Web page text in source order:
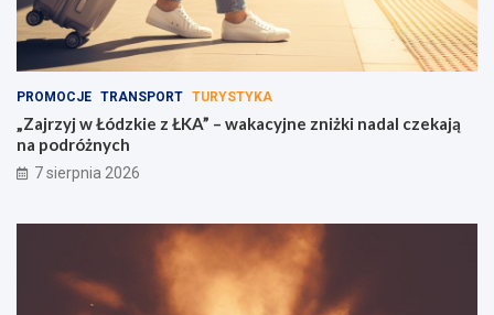
PROMOCJE TRANSPORT TURYSTYKA
„Zajrzyj w Łódzkie z ŁKA” – wakacyjne zniżki nadal czekają
na podróżnych
7 sierpnia 2026